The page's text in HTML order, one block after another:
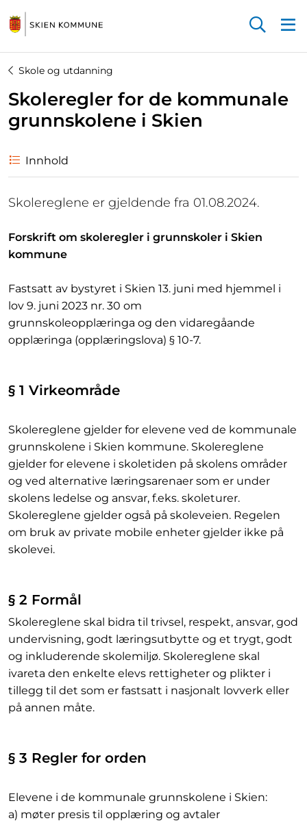
Skole og utdanning
Skoleregler for de kommunale
grunnskolene i Skien
Innhold
Skolereglene er gjeldende fra 01.08.2024.
Forskrift om skoleregler i grunnskoler i Skien
kommune
Fastsatt av bystyret i Skien 13. juni med hjemmel i
lov 9. juni 2023 nr. 30 om
grunnskoleopplæringa og den vidaregåande
opplæringa (opplæringslova) § 10-7.
§ 1 Virkeområde
Skolereglene gjelder for elevene ved de kommunale
grunnskolene i Skien kommune. Skolereglene
gjelder for elevene i skoletiden på skolens områder
og ved alternative læringsarenaer som er under
skolens ledelse og ansvar, f.eks. skoleturer.
Skolereglene gjelder også på skoleveien. Regelen
om bruk av private mobile enheter gjelder ikke på
skolevei.
§ 2 Formål
Skolereglene skal bidra til trivsel, respekt, ansvar, god
undervisning, godt læringsutbytte og et trygt, godt
og inkluderende skolemiljø. Skolereglene skal
ivareta den enkelte elevs rettigheter og plikter i
tillegg til det som er fastsatt i nasjonalt lovverk eller
på annen måte.
§ 3 Regler for orden
Elevene i de kommunale grunnskolene i Skien:
a) møter presis til opplæring og avtaler